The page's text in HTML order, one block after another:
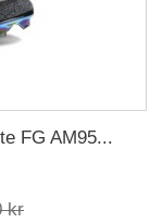
FG AM95...
kr